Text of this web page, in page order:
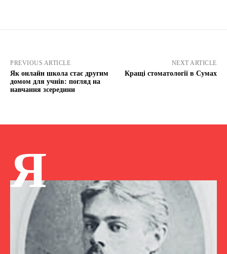
PREVIOUS ARTICLE
Як онлайн школа стає другим
домом для учнів: погляд на
навчання зсередини
NEXT ARTICLE
Кращі стоматології в Сумах
Я